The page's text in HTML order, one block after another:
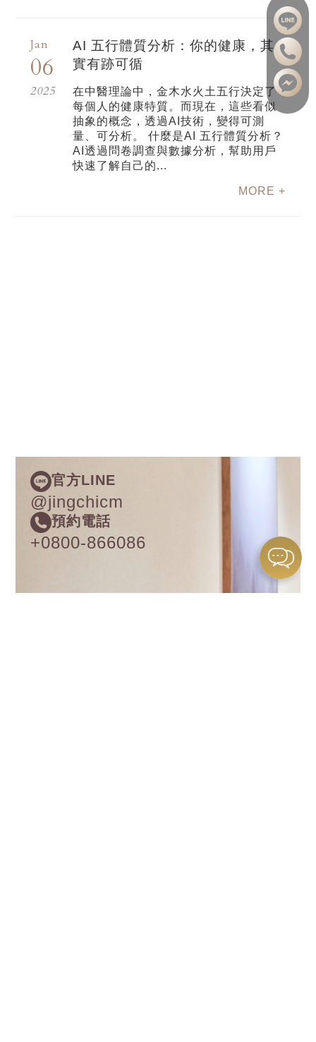
Jan
06
2025
AI 五行體質分析：你的健康，其
實有跡可循
在中醫理論中，金木水火土五行決定了
每個人的健康特質。而現在，這些看似
抽象的概念，透過AI技術，變得可測
量、可分析。 什麼是AI 五行體質分析？
AI透過問卷調查與數據分析，幫助用戶
快速了解自己的...
MORE +
官方LINE
@jingchicm
預約電話
+0800-866086